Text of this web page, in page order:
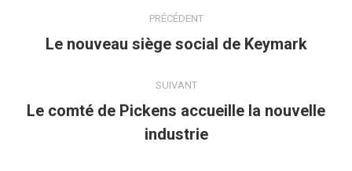
PRÉCÉDENT
Article
:
Le nouveau siège social de Keymark
SUIVANT
Article
suivant
Le comté de Pickens accueille la nouvelle
industrie